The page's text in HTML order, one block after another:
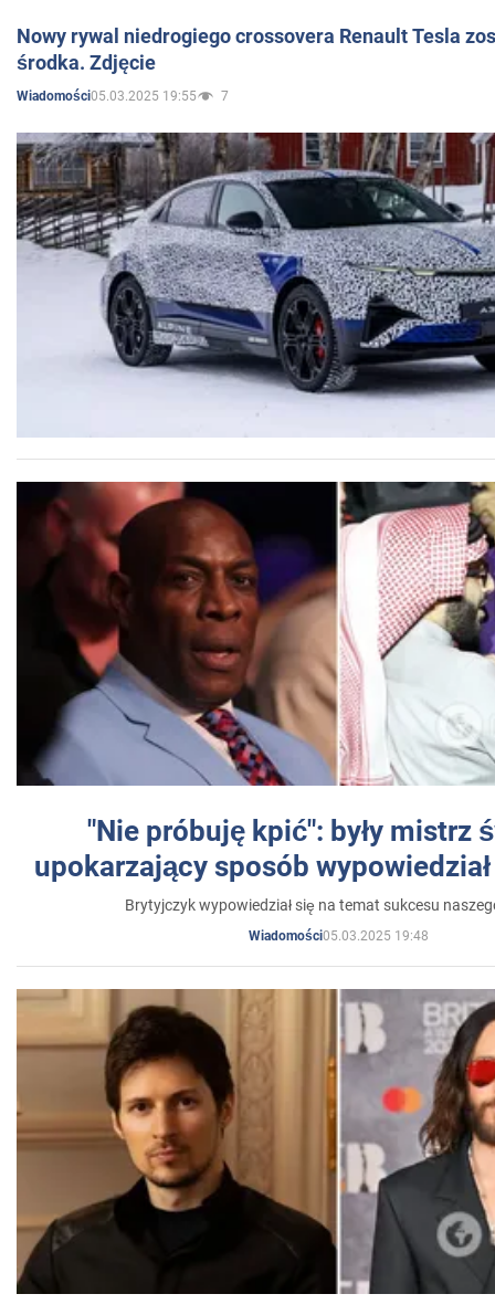
Nowy rywal niedrogiego crossovera Renault Tesla
środka. Zdjęcie
Wiadomości05.03.2025 19:55 7
"Nie próbuję kpić": były mistrz
upokarzający sposób
Brytyjczyk wypowiedział się na temat sukcesu
Wiadomości05.03.2025 19:48